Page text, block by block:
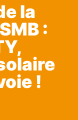
la
:
!